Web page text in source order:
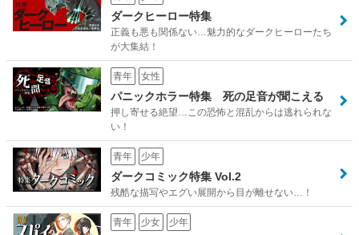
ダークヒーロー特集
正義も悪も関係ない…魅力的なダークヒーローたち
が大集結！
青年 女性
パニックホラー特集 死の足音が聞こえる
押し寄せる絶望…この恐怖と混乱からは逃れられな
い！
青年 少年
ダークコミック特集 Vol.2
残酷な描写やエグい展開から目が離せない…！
青年 少女 少年